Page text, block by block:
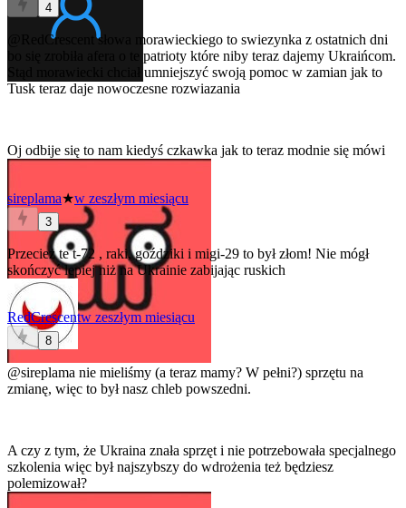
4
@RedCrescent
słowa morawieckiego to swiezynka z ostatnich dni
bo się zrobiła afera o te patrioty które niby teraz dajemy Ukraińcom.
Stąd morawiecki chciał umniejszyć swoją pomoc w zamian jak to
Tusk teraz daje nowoczesne rozwiazania
Oj odbije się to nam kiedyś czkawka jak to teraz modnie się mówi
sireplama★w zeszłym miesiącu
3
Przecież te t-72 , raki, goździki i migi-29 to był złom! Nie mógł
skończyć lepiej niż na Ukrainie zabijając ruskich
RedCrescentw zeszłym miesiącu
8
@sireplama nie mieliśmy (a teraz mamy? W pełni?) sprzętu na
zmianę, więc to był nasz chleb powszedni.
A czy z tym, że Ukraina znała sprzęt i nie potrzebowała specjalnego
szkolenia więc był najszybszy do wdrożenia też będziesz
polemizował?